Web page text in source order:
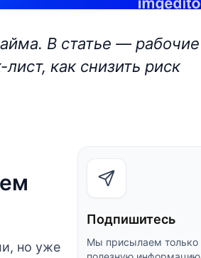
В статье — рабочие
как снизить риск
но уже
Подпишитесь
Мы присылаем только